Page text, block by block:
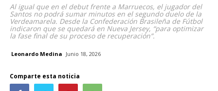
Al igual que en el debut frente a Marruecos, el jugador del
Santos no podrá sumar minutos en el segundo duelo de la
Verdeamarela. Desde la Confederación Brasileña de Fútbol
indicaron que se quedará en Nueva Jersey, “para optimizar
la fase final de su proceso de recuperación”.
Leonardo Medina Junio 18, 2026
Comparte esta noticia